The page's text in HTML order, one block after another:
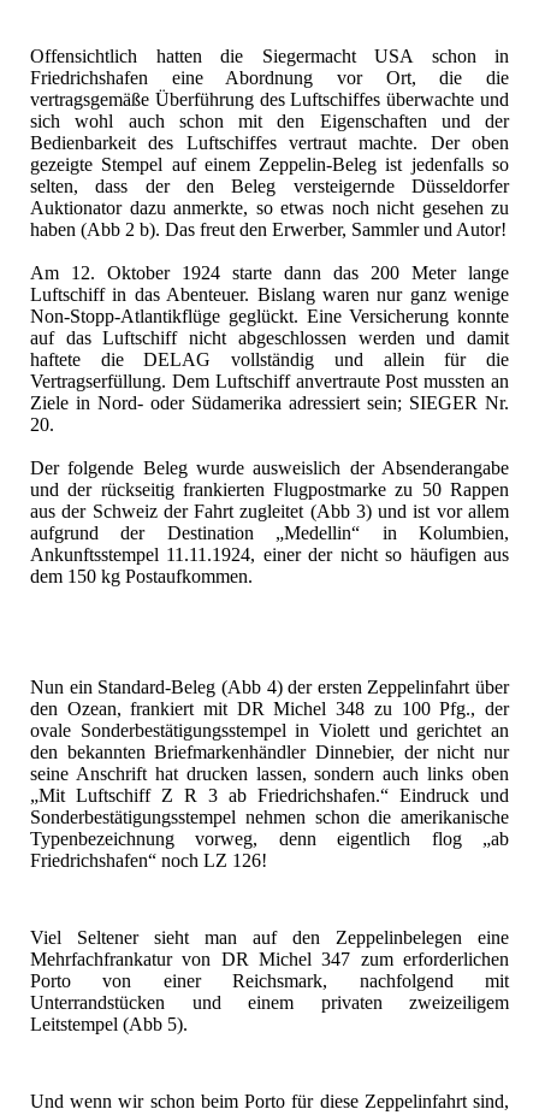
Offensichtlich hatten die Siegermacht USA schon in
Friedrichshafen eine Abordnung vor Ort, die die
vertragsgemäße Überführung des Luftschiffes überwachte und
sich wohl auch schon mit den Eigenschaften und der
Bedienbarkeit des Luftschiffes vertraut machte. Der oben
gezeigte Stempel auf einem Zeppelin-Beleg ist jedenfalls so
selten, dass der den Beleg versteigernde Düsseldorfer
Auktionator dazu anmerkte, so etwas noch nicht gesehen zu
haben (Abb 2 b). Das freut den Erwerber, Sammler und Autor!
Am 12. Oktober 1924 starte dann das 200 Meter lange
Luftschiff in das Abenteuer. Bislang waren nur ganz wenige
Non-Stopp-Atlantikflüge geglückt. Eine Versicherung konnte
auf das Luftschiff nicht abgeschlossen werden und damit
haftete die DELAG vollständig und allein für die
Vertragserfüllung. Dem Luftschiff anvertraute Post mussten an
Ziele in Nord- oder Südamerika adressiert sein; SIEGER Nr.
20.
Der folgende Beleg wurde ausweislich der Absenderangabe
und der rückseitig frankierten Flugpostmarke zu 50 Rappen
aus der Schweiz der Fahrt zugleitet (Abb 3) und ist vor allem
aufgrund der Destination „Medellin“ in Kolumbien,
Ankunftsstempel 11.11.1924, einer der nicht so häufigen aus
dem 150 kg Postaufkommen.
Nun ein Standard-Beleg (Abb 4) der ersten Zeppelinfahrt über
den Ozean, frankiert mit DR Michel 348 zu 100 Pfg., der
ovale Sonderbestätigungsstempel in Violett und gerichtet an
den bekannten Briefmarkenhändler Dinnebier, der nicht nur
seine Anschrift hat drucken lassen, sondern auch links oben
„Mit Luftschiff Z R 3 ab Friedrichshafen.“ Eindruck und
Sonderbestätigungsstempel nehmen schon die amerikanische
Typenbezeichnung vorweg, denn eigentlich flog „ab
Friedrichshafen“ noch LZ 126!
Viel Seltener sieht man auf den Zeppelinbelegen eine
Mehrfachfrankatur von DR Michel 347 zum erforderlichen
Porto von einer Reichsmark, nachfolgend mit
Unterrandstücken und einem privaten zweizeiligem
Leitstempel (Abb 5).
Und wenn wir schon beim Porto für diese Zeppelinfahrt sind,